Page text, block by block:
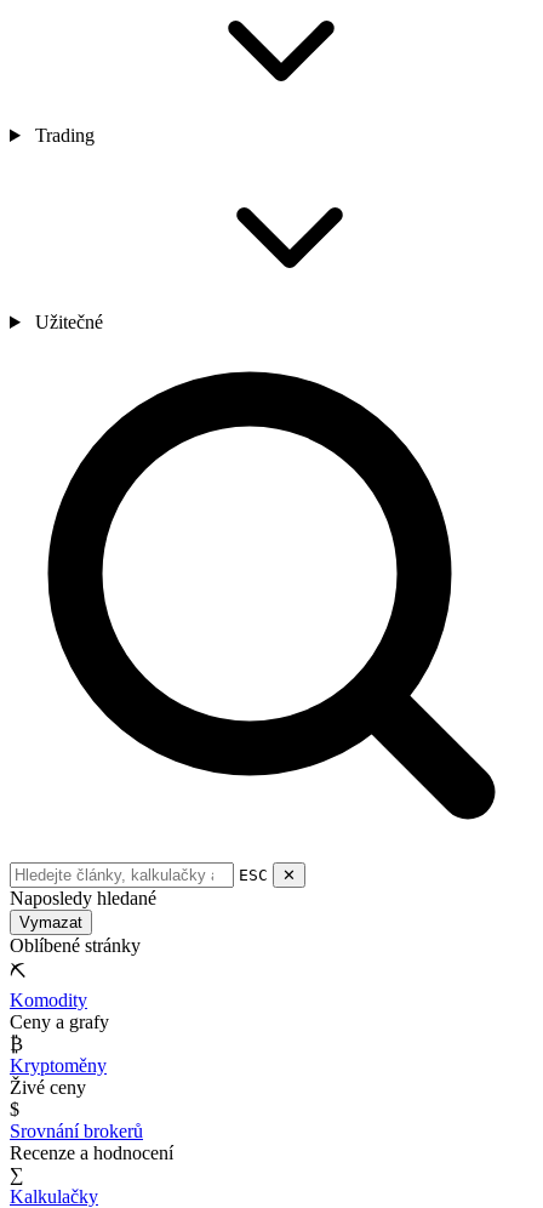
Trading
Užitečné
ESC ✕
Naposledy hledané
Vymazat
Oblíbené stránky
⛏
Komodity
Ceny a grafy
₿
Kryptoměny
Živé ceny
$
Srovnání brokerů
Recenze a hodnocení
∑
Kalkulačky